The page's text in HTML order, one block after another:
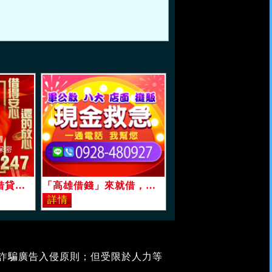
「台中借錢」小額借貸，小錢先生讓您借得安心還的放心，3萬內，息低保密分期攤還絕非錢莊「即樂貸」 「高雄借錢」來就借，現金救急，1-10萬，軍公教攤販八大攤販「即樂貸」
騙廣告入侵原則；但受限於人力等